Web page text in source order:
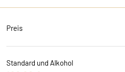
Preis
Standard und Alkohol